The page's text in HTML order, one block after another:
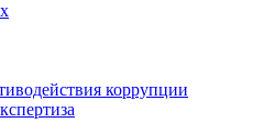
коррупции